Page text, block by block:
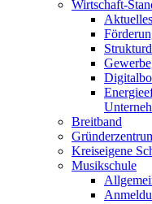
Wirtschaft-
Aktuelles
Breitband
Kreiseigene
Musikschule